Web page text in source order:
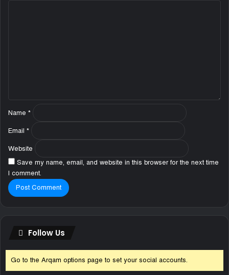
Name *
Email *
Website
Save my name, email, and website in this browser for the next time
I comment.
Follow Us
Go to the Arqam options page to set your social accounts.